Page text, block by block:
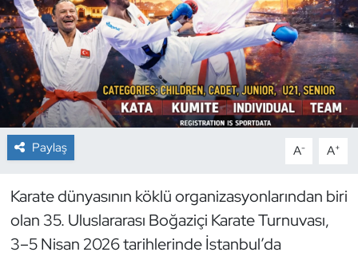
Paylaş A- A+
Karate dünyasının köklü organizasyonlarından biri
olan 35. Uluslararası Boğaziçi Karate Turnuvası,
3–5 Nisan 2026 tarihlerinde İstanbul’da
Cimnastik
Curling
Dağcılık
Dans Sporları
Dövüş Sanatı
E-Spor